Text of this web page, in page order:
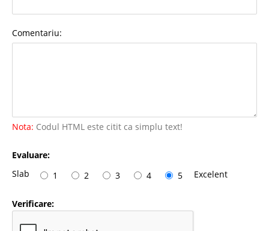
Comentariu:
Nota: Codul HTML este citit ca simplu text!
Evaluare:
Slab
1 2 3 4 5 Excelent
Verificare: